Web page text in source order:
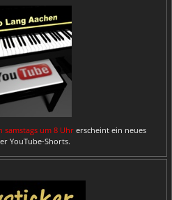
samstags um 8 Uhr erscheint ein neues
YouTube-Shorts.